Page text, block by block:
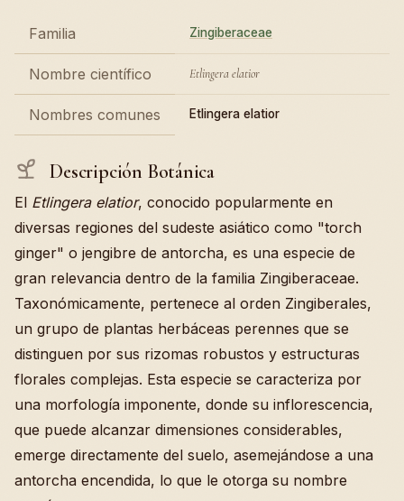
Familia Zingiberaceae
Nombre científico Etlingera elatior
Nombres comunes Etlingera elatior
Descripción Botánica
El Etlingera elatior, conocido popularmente en
diversas regiones del sudeste asiático como "torch
ginger" o jengibre de antorcha, es una especie de
gran relevancia dentro de la familia Zingiberaceae.
Taxonómicamente, pertenece al orden Zingiberales,
un grupo de plantas herbáceas perennes que se
distinguen por sus rizomas robustos y estructuras
florales complejas. Esta especie se caracteriza por
una morfología imponente, donde su inflorescencia,
que puede alcanzar dimensiones considerables,
emerge directamente del suelo, asemejándose a una
antorcha encendida, lo que le otorga su nombre